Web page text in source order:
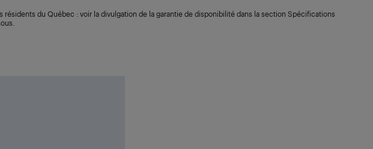
résidents du Québec : voir la divulgation de la garantie de disponibilité dans la section Spécifications